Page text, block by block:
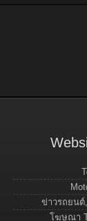
ข่าวรถยนต์
โฆษณา